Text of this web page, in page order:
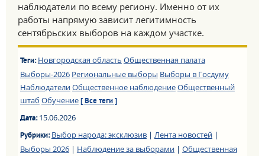
наблюдатели по всему региону. Именно от их
работы напрямую зависит легитимность
сентябрьских выборов на каждом участке.
Теги: Новгородская область Общественная палата
Выборы-2026 Региональные выборы Выборы в Госдуму
НаблюдателиОбщественное наблюдениеОбщественный
штаб Обучение [ Все теги ]
Дата:15.06.2026
Рубрики:Выбор народа: эксклюзив| Лента новостей|
Выборы 2026| Наблюдение за выборами| Общественная